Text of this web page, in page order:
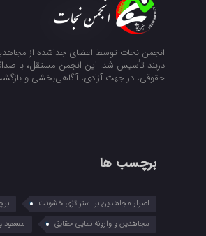
انجمن نجات توسط اعضای جداشده از
دربند تأسیس شد. این انجمن مستقل، با
حقوقی، در جهت آزادی، آگاهی‌بخشی و
برچسب ها
اصرار مجاهدین بر استراتژی خشونت
مجاهدین و وارونه نمایی حقایق
مسعود